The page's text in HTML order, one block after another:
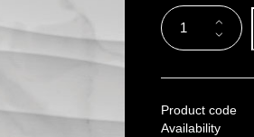
Product code
Availability